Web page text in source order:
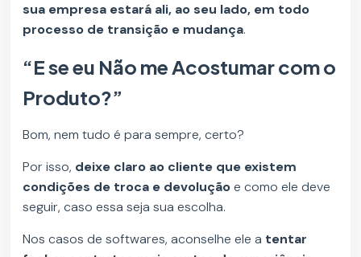
sua empresa estará ali, ao seu lado, em todo
processo de transição e mudança.
“E se eu Não me Acostumar com o
Produto?”
Bom, nem tudo é para sempre, certo?
Por isso, deixe claro ao cliente que existem
condições de troca e devoluçãoe como ele deve
seguir, caso essa seja sua escolha.
Nos casos de softwares, aconselhe ele a tentar